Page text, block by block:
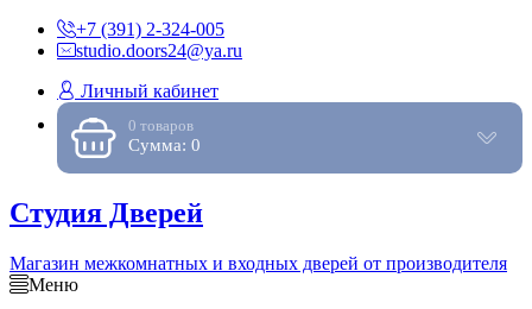
+7 (391) 2-324-005
studio.doors24@ya.ru
Личный кабинет
0 товаров
Сумма: 0
Студия Дверей
Магазин межкомнатных и входных дверей от производителя
Меню